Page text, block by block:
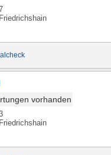
vorhanden